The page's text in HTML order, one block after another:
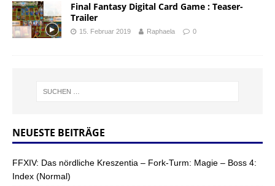
Final Fantasy Digital Card Game : Teaser-
Trailer
15. Februar 2019 Raphaela 0
NEUESTE BEITRÄGE
FFXIV: Das nördliche Kreszentia – Fork-Turm: Magie – Boss 4:
Index (Normal)